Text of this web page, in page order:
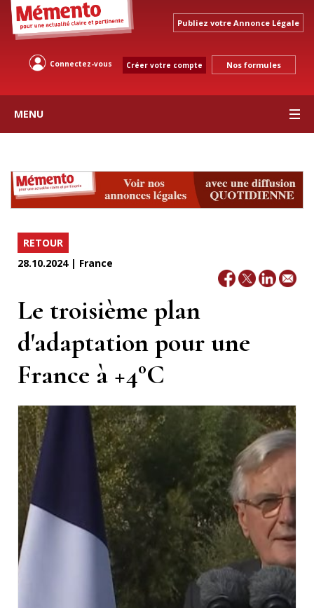
Publiez votre Annonce Légale
Connectez-vous Créer votre compte Nos formules
MENU
RETOUR
28.10.2024 | France
Le troisième plan
d'adaptation pour une
France à +4°C